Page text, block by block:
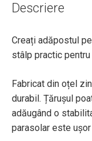
Descriere
Creați adăpostul
stâlp practic
Fabricat din oțel
durabil. Țărușul
adăugând o
parasolar este